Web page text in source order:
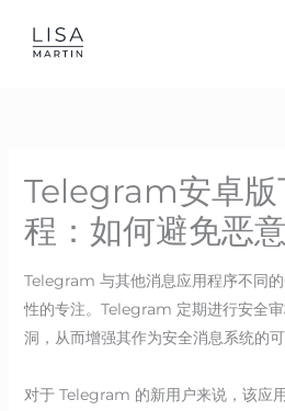
Telegram安卓版
程：如何避免恶
Telegram 与其他消息应用程序不同
性的专注。Telegram 定期进行安全
洞，从而增强其作为安全消息系统的可
对于 Telegram 的新用户来说，该应